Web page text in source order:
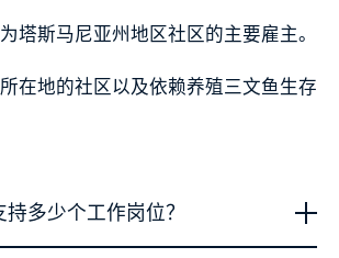
塔斯马尼亚州地区社区的主要雇主。
在地的社区以及依赖养殖三文鱼生存
多少个工作岗位？